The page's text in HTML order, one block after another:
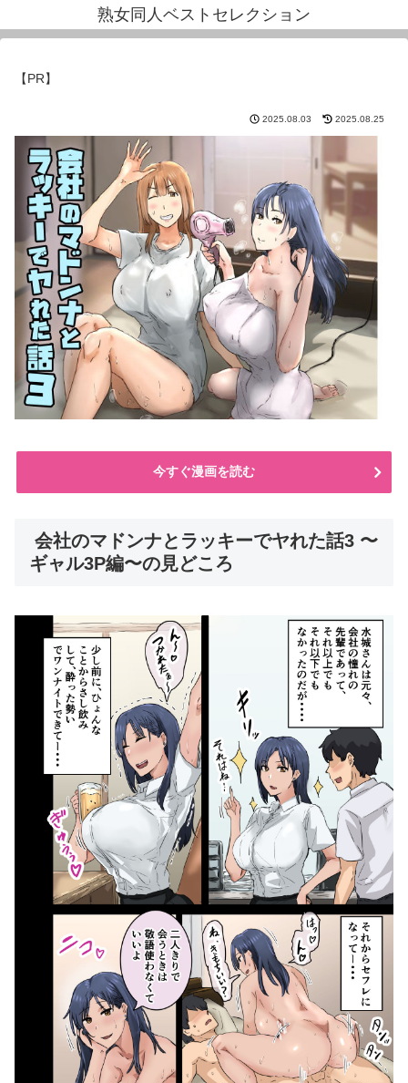
熟女同人ベストセレクション
【PR】
2025.08.03 2025.08.25
今すぐ漫画を読む
会社のマドンナとラッキーでヤれた話3 〜
ギャル3P編〜の見どころ